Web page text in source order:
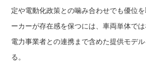
定や電動化政策との噛み合わせでも優位
ーカーが存在感を保つには、車両単体で
電力事業者との連携まで含めた提供モデ
る。